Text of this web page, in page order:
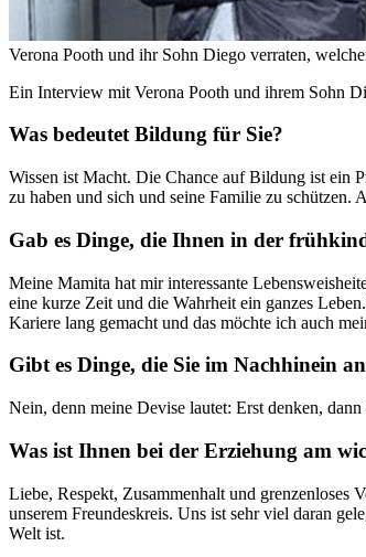
Verona Pooth und ihr Sohn Diego verraten,
Ein Interview mit Verona Pooth und ihrem Sohn
Was bedeutet Bildung für Sie?
Wissen ist Macht. Die Chance auf Bildung ist ein
zu haben und sich und seine Familie zu schützen.
Gab es Dinge, die Ihnen in der
Meine Mamita hat mir interessante
eine kurze Zeit und die Wahrheit ein ganzes
Kariere lang gemacht und das möchte ich auch
Gibt es Dinge, die Sie im Nachhinein
Nein, denn meine Devise lautet: Erst denken,
Was ist Ihnen bei der Erziehung am
Liebe, Respekt, Zusammenhalt und grenzenloses
unserem Freundeskreis. Uns ist sehr viel daran
Welt ist.